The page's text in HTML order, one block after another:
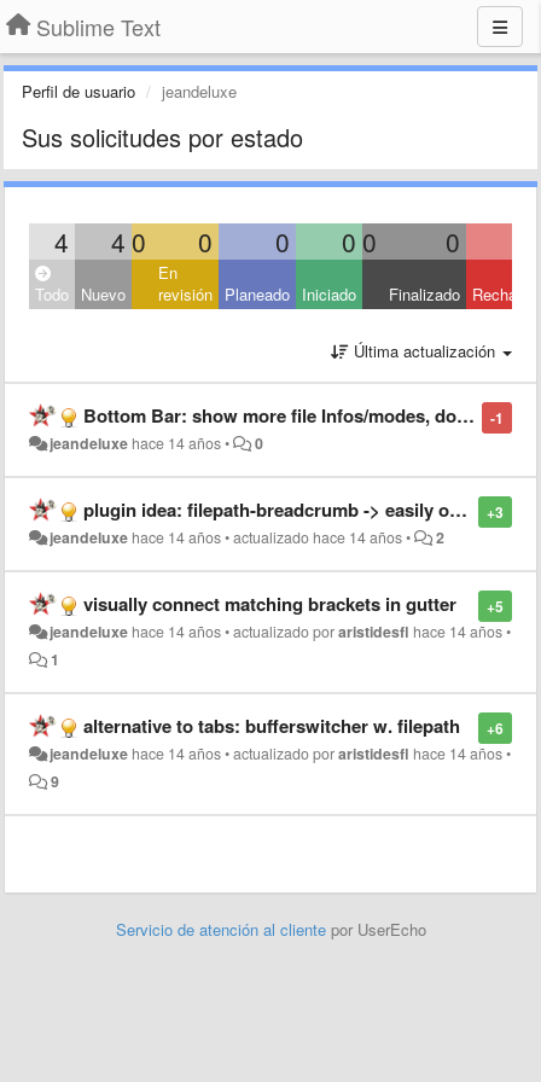
Sublime Text
Perfil de usuario jeandeluxe
Sus solicitudes por estado
4 4 0 0 0 0 0 0
Todo Nuevo
En
revisión Planeado Iniciado Finalizado
Última actualización
-1
Bottom Bar: show more file Infos/modes, don't let messages displace those..
jeandeluxe hace 14 años• 0
+3
plugin idea: filepath-breadcrumb -> easily open files from any dir in path
jeandeluxe hace 14 años•actualizado hace 14 años• 2
+5
visually connect matching brackets in gutter
jeandeluxe hace 14 años•actualizado poraristidesfl hace 14 años•
1
+6
alternative to tabs: bufferswitcher w. filepath
jeandeluxe hace 14 años•actualizado poraristidesfl hace 14 años•
9
Servicio de atención al cliente por UserEcho